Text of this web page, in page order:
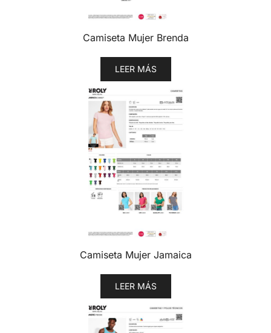
Camiseta Mujer Brenda
LEER MÁS
Camiseta Mujer Jamaica
LEER MÁS